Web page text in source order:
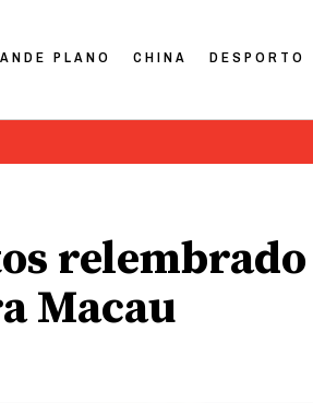
PLANO CHINA DESPORTO
Macau